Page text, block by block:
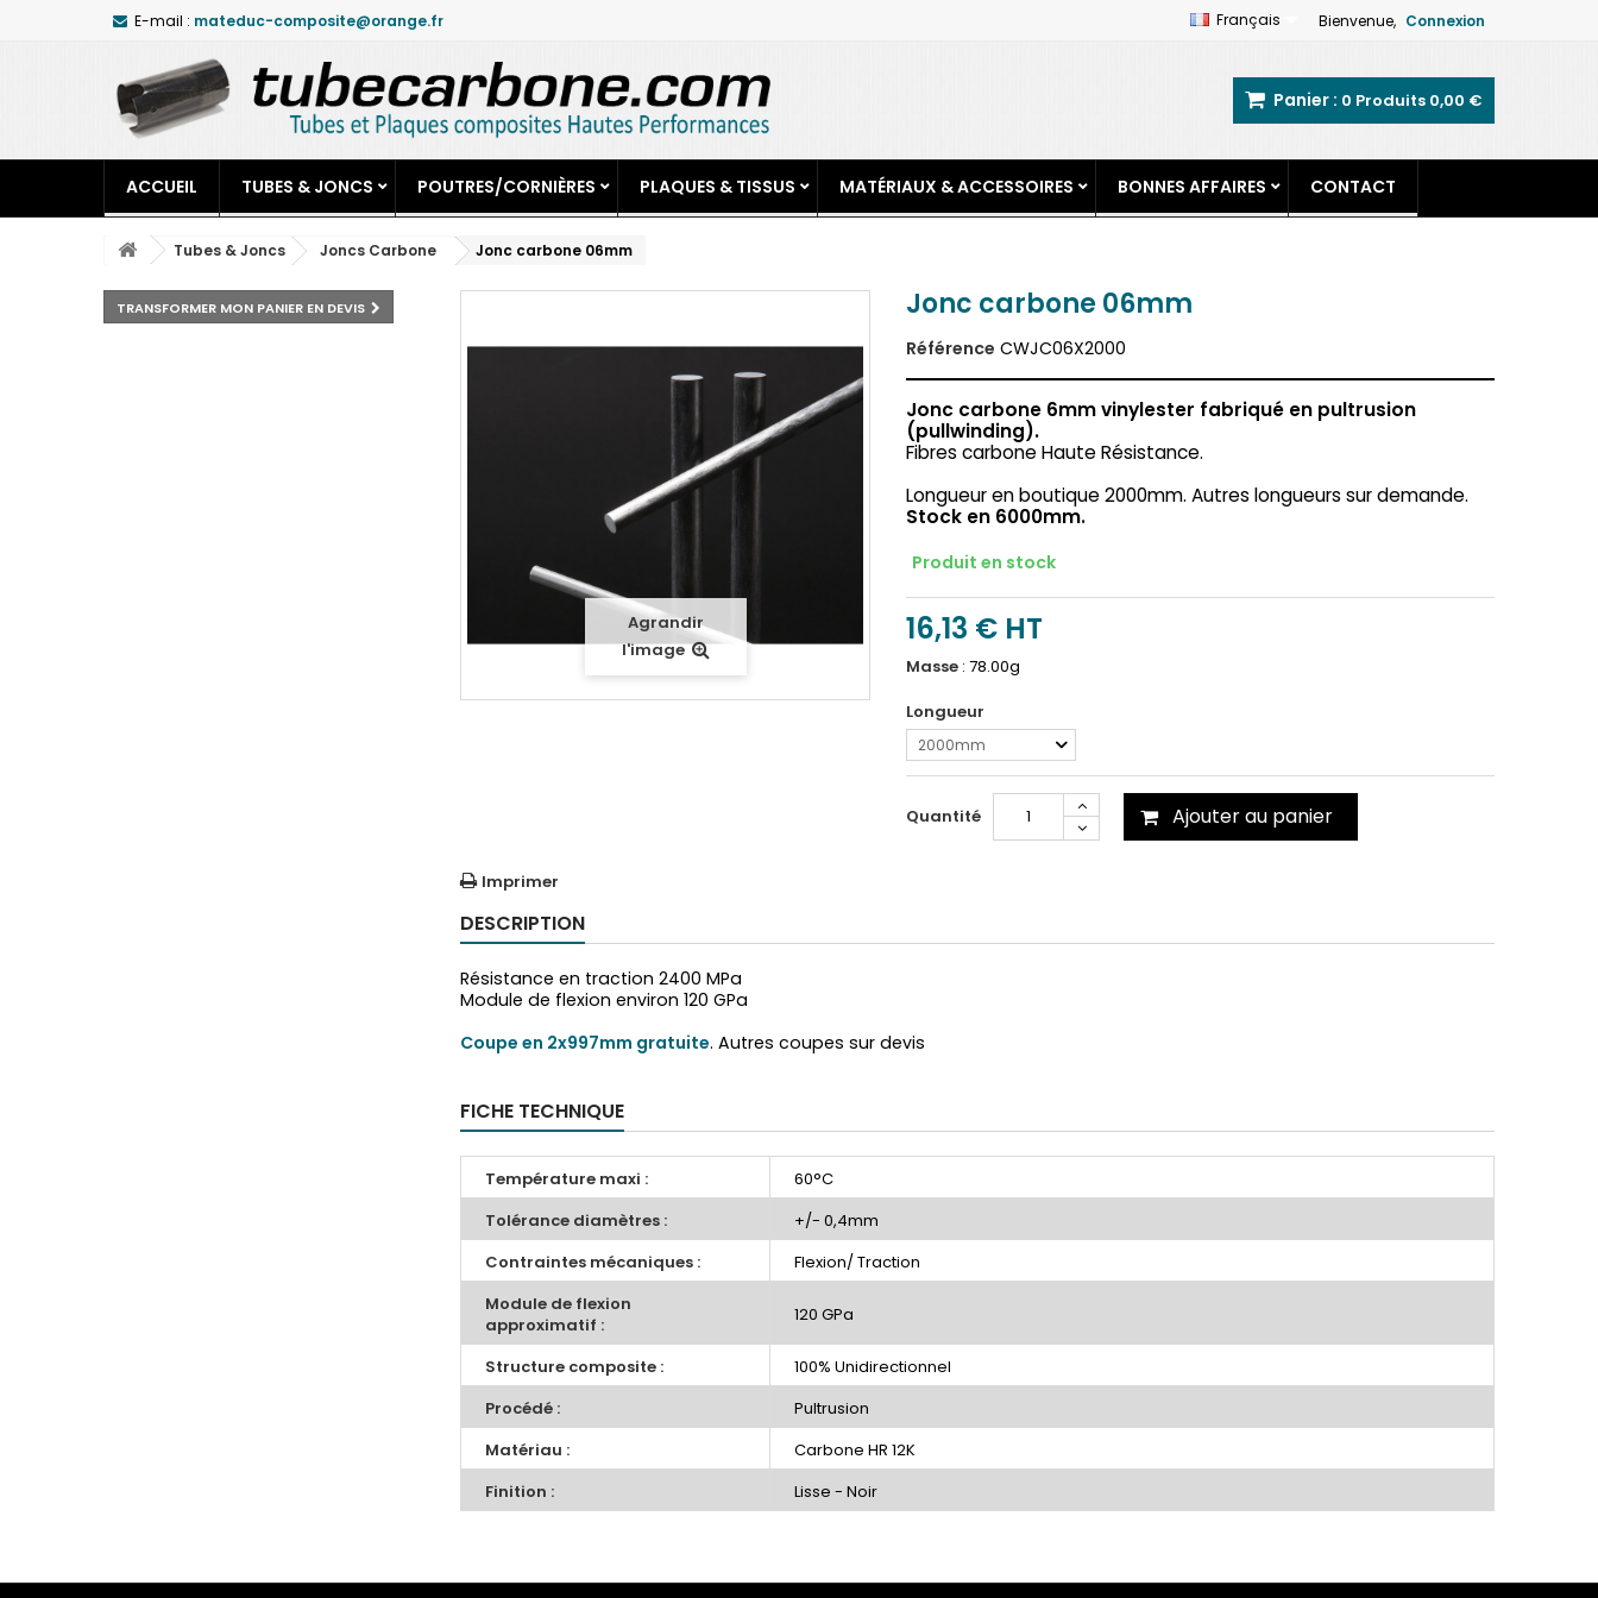
Bienvenue, Connexion
Français
E-mail : mateduc-composite@orange.fr
Panier : 0 Produits 0,00 €
ACCUEIL TUBES & JONCS POUTRES/CORNIÈRES PLAQUES & TISSUS MATÉRIAUX & ACCESSOIRES BONNES AFFAIRES CONTACT
Tubes & Joncs Joncs Carbone Jonc carbone 06mm
TRANSFORMER MON PANIER EN DEVIS
Agrandir
l'image
Jonc carbone 06mm
Référence CWJC06X2000
Jonc carbone 6mm vinylester fabriqué en pultrusion
(pullwinding).
Fibres carbone Haute Résistance.
Longueur en boutique 2000mm. Autres longueurs sur demande.
Stock en 6000mm.
Produit en stock
16,13 € HT
Masse :78.00g
Longueur
2000mm
Quantité Ajouter au panier
Imprimer
DESCRIPTION
Résistance en traction 2400 MPa
Module de flexion environ 120 GPa
Coupe en 2x997mm gratuite. Autres coupes sur devis
FICHE TECHNIQUE
Température maxi :
60°C
Tolérance diamètres :
+/- 0,4mm
Contraintes mécaniques :
Flexion/ Traction
Module de flexion
approximatif :
120 GPa
Structure composite :
100% Unidirectionnel
Procédé :
Pultrusion
Matériau :
Carbone HR 12K
Finition :
Lisse - Noir